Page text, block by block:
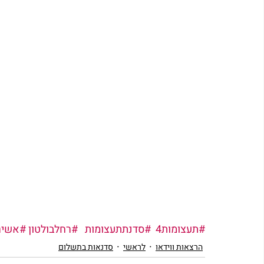
#תעצומות4 #סדנתתעצומות #רחלבולטון
הרצאות ווידאו לראשי סדנאות בתשלום